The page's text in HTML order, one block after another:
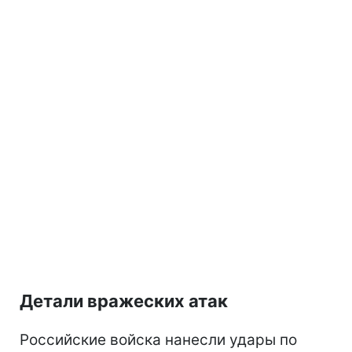
Детали вражеских атак
Российские войска нанесли удары по